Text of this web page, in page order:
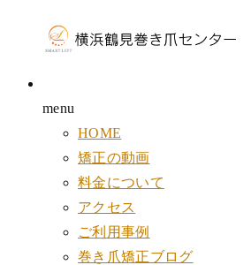
menu
HOME
矯正の動画
料金について
アクセス
ご利用事例
巻き爪矯正ブログ